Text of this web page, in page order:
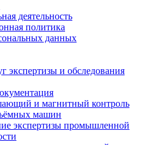
деятельность
политика
данных
экспертизы и обследования
и магнитный контроль
машин
экспертизы промышленной